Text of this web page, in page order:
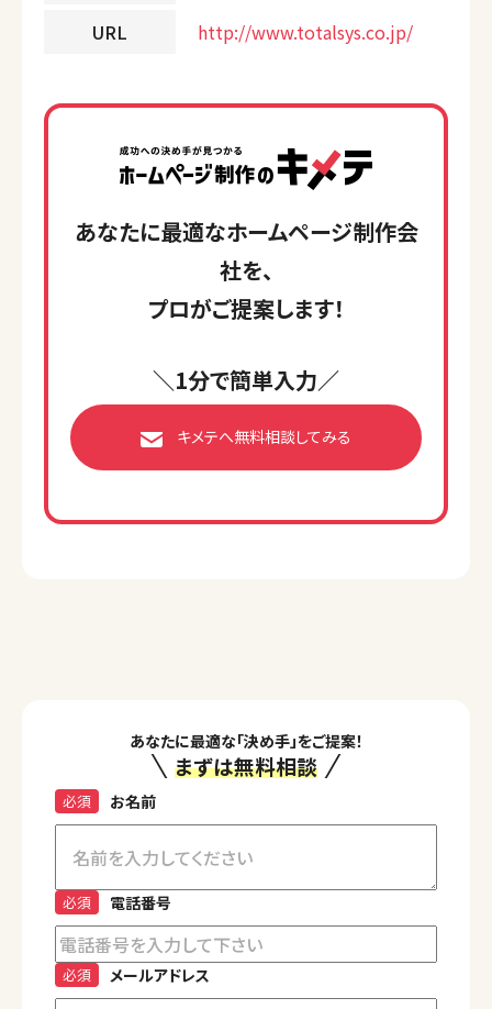
URL
http://www.totalsys.co.jp/
あなたに最適なホームページ制作会
社を、
プロがご提案します！
＼1分で簡単入力／
キメテへ無料相談してみる
あなたに最適な「決め手」をご提案！
まずは無料相談
お名前
必須
電話番号
必須
メールアドレス
必須